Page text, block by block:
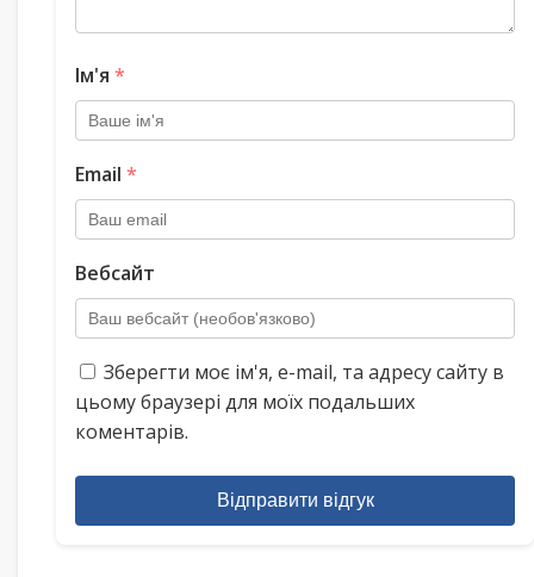
Ім'я *
Email *
Вебсайт
Зберегти моє ім'я, e-mail, та адресу сайту в
цьому браузері для моїх подальших
коментарів.
Відправити відгук